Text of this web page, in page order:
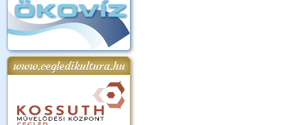
www.cegledikultura.hu
2018.
Kossuth Toborzó
Ünnepély
Szent István Ünnepe